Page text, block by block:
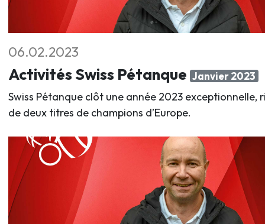
06.02.2023
Activités Swiss Pétanque Janvier 2023
Swiss Pétanque clôt une année 2023 exceptionnelle,
de deux titres de champions d’Europe.